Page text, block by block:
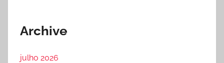
Archive
julho 2026